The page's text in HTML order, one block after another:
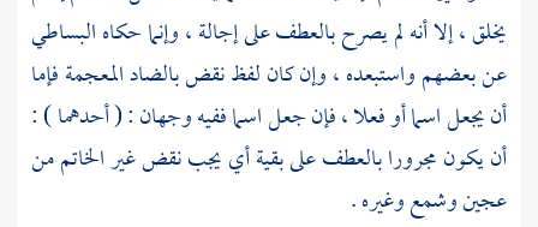
يخلق ، إلا أنه لم يصرح بالعطف على إجالة ، وإنما حكاهالبساطي
عن بعضهم واستبعده ، وإن كان لفظ نقض بالضاد المعجمة فإما
أن يجعل اسما أو فعلا ، فإن جعل اسما ففيه وجهان : ( أحدهما ) :
أن يكون مجرورا بالعطف على بقية أي يجب نقض غير الخاتم من
عجين وشمع وغيره .